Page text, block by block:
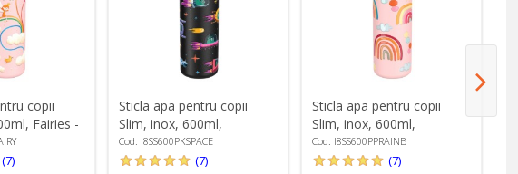
copii
Fairies -
(7)
Sticla apa pentru copii
Slim, inox, 600ml,
Spaceships - Ion8
Cod: I8SS600PKSPACE
(7)
Sticla apa pentru copii
Slim, inox, 600ml,
Rainbows - Ion8
Cod: I8SS600PPRAINB
(7)